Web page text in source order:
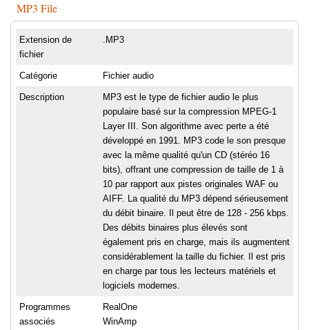
MP3 File
Extension de
fichier
.MP3
Catégorie Fichier audio
Description
MP3 est le type de fichier audio le plus
populaire basé sur la compression MPEG-1
Layer III. Son algorithme avec perte a été
développé en 1991. MP3 code le son presque
avec la même qualité qu'un CD (stéréo 16
bits), offrant une compression de taille de 1 à
10 par rapport aux pistes originales WAF ou
AIFF. La qualité du MP3 dépend sérieusement
du débit binaire. Il peut être de 128 - 256 kbps.
Des débits binaires plus élevés sont
également pris en charge, mais ils augmentent
considérablement la taille du fichier. Il est pris
en charge par tous les lecteurs matériels et
logiciels modernes.
Programmes
associés
RealOne
WinAmp